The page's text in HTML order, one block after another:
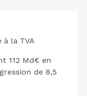
la TVA
112 Md€ en
de 8,5